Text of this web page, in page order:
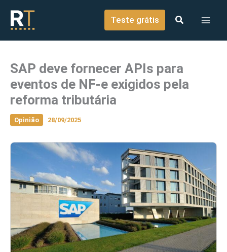
conteúdo
Teste grátis
SAP deve fornecer APIs para
eventos de NF-e exigidos pela
reforma tributária
Opinião 28/09/2025